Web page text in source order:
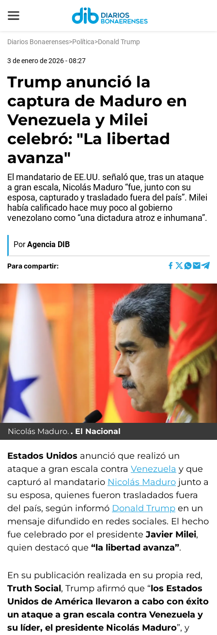
Diarios Bonaerenses>Política>Donald Trump
3 de enero de 2026 - 08:27
Trump anunció la
captura de Maduro en
Venezuela y Milei
celebró: "La libertad
avanza"
El mandatario de EE.UU. señaló que, tras un ataque
a gran escala, Nicolás Maduro “fue, junto con su
esposa, capturado y trasladado fuera del país”. Milei
había calificado hace muy poco al gobierno
venezolano como “una dictadura atroz e inhumana”.
Por Agencia DIB
Para compartir:
Nicolás Maduro. El Nacional
Estados Unidos anunció que realizó un
ataque a gran escala contra Venezuela y que
capturó al mandatario Nicolás Maduro junto a
su esposa, quienes fueron trasladados fuera
del país, según informó Donald Trump en un
mensaje difundido en redes sociales. El hecho
fue celebrado por el presidente Javier Milei,
quien destacó que “la libertad avanza”.
En su publicación realizada en su propia red,
Truth Social, Trump afirmó que “los Estados
Unidos de América llevaron a cabo con éxito
un ataque a gran escala contra Venezuela y
su líder, el presidente Nicolás Maduro”, y